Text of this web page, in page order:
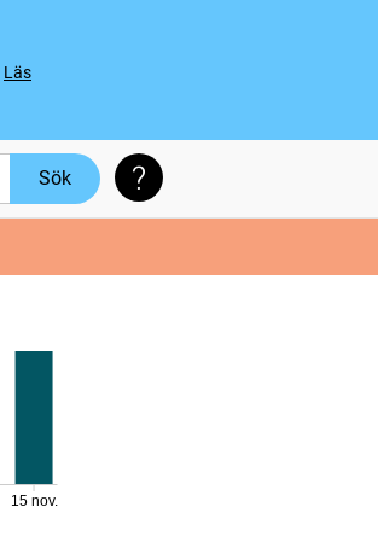
Läs
Sök Söktips
15 nov.